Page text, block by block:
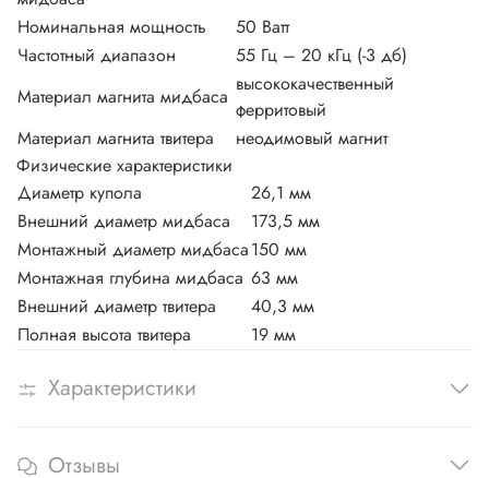
Номинальная мощность
50 Ватт
Частотный диапазон
55 Гц – 20 кГц (-3 дб)
Материал магнита мидбаса
высококачественный
ферритовый
Материал магнита твитера
неодимовый магнит
Физические характеристики
Диаметр купола
26,1 мм
Внешний диаметр мидбаса
173,5 мм
Монтажный диаметр мидбаса150 мм
Монтажная глубина мидбаса 63 мм
Внешний диаметр твитера
40,3 мм
Полная высота твитера
19 мм
Характеристики
Отзывы